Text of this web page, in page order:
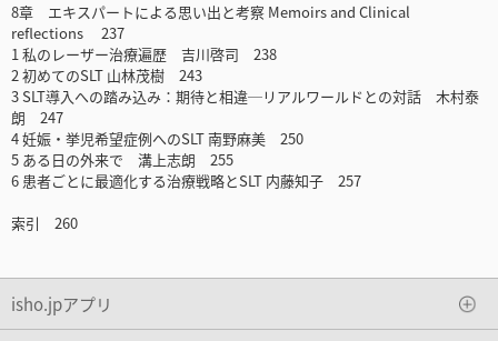
8章 エキスパートによる思い出と考察 Memoirs and Clinical
reflections 237
1 私のレーザー治療遍歴 吉川啓司 238
2 初めてのSLT 山林茂樹 243
3 SLT導入への踏み込み：期待と相違─リアルワールドとの対話 木村泰
朗 247
4 妊娠・挙児希望症例へのSLT 南野麻美 250
5 ある日の外来で 溝上志朗 255
6 患者ごとに最適化する治療戦略とSLT 内藤知子 257
索引 260
isho.jpアプリ